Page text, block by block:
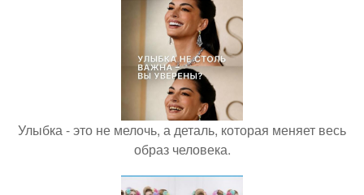
Улыбка - это не мелочь, а деталь, которая меняет весь
образ человека.